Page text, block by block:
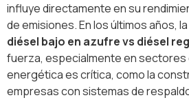
influye directamente en su
de emisiones. En los últimos años,
diésel bajo en azufre vs diésel
fuerza, especialmente en sectores
energética es crítica, como la
empresas con sistemas de